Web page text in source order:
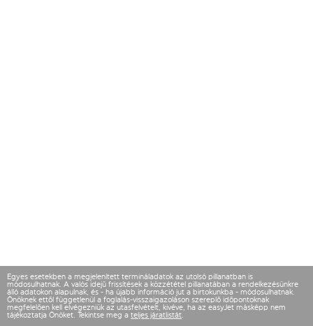
Egyes esetekben a megjelenített termináladatok az utolsó pillanatban is
módosulhatnak. A valós idejű frissítések a közzététel pillanatában a rendelkezésünkre
álló adatokon alapulnak, és - ha újabb információ jut a birtokunkba - módosulhatnak.
Önöknek ettől függetlenül a foglalás-visszaigazoláson szereplő időpontoknak
megfelelően kell elvégezniük az utasfelvételt, kivéve, ha az easyJet másképp nem
tájékoztatja Önöket. Tekintse meg a teljes járatlistát.